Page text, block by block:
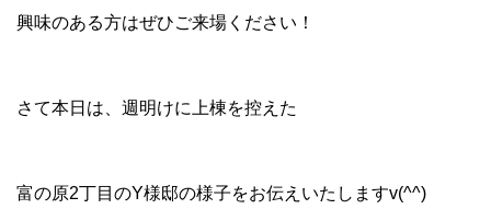
興味のある方はぜひご来場ください！
さて本日は、週明けに上棟を控えた
富の原2丁目のY様邸の様子をお伝えいたしますv(^^)